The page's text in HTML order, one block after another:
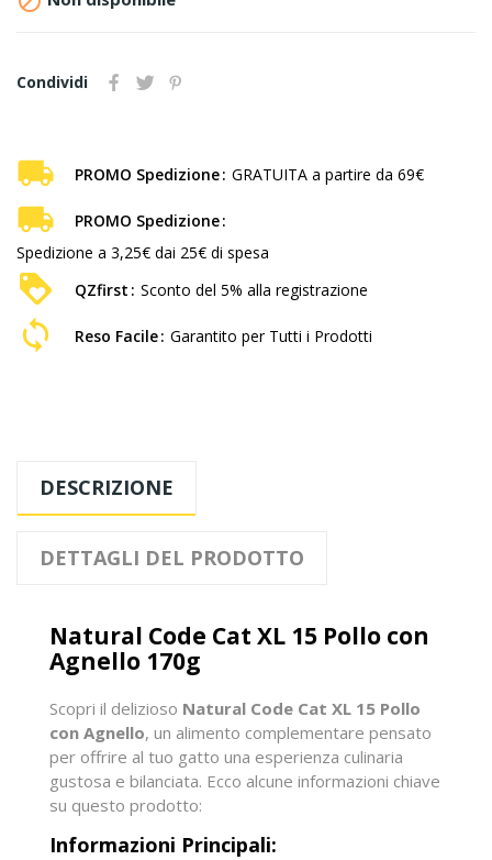
Condividi
PROMO Spedizione GRATUITA a partire da 69€
PROMO Spedizione
Spedizione a 3,25€ dai 25€ di spesa
QZfirst
Sconto del 5% alla registrazione
Reso Facile Garantito per Tutti i Prodotti
DESCRIZIONE
DETTAGLI DEL PRODOTTO
Natural Code Cat XL 15 Pollo con
Agnello 170g
Scopri il delizioso Natural Code Cat XL 15 Pollo
con Agnello, un alimento complementare pensato
per offrire al tuo gatto una esperienza culinaria
gustosa e bilanciata. Ecco alcune informazioni chiave
su questo prodotto:
Informazioni Principali: